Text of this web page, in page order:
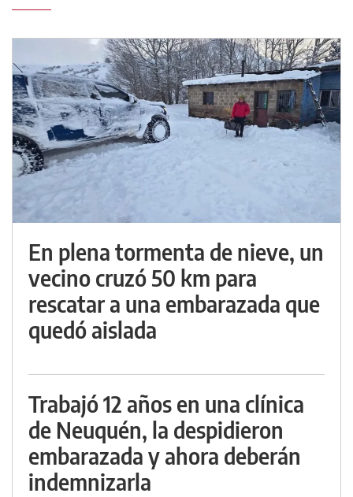
En plena tormenta de nieve, un
vecino cruzó 50 km para
rescatar a una embarazada que
quedó aislada
Trabajó 12 años en una clínica
de Neuquén, la despidieron
embarazada y ahora deberán
indemnizarla